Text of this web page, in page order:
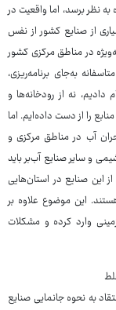
نظر برسد، اما واقعیت در
از صنایع کشور از نفس
در مناطق مرکزی کشور
به‌جای برنامه‌ریزی،
نه از رودخانه‌ها و
را از دست داده‌ایم. اما
آب در مناطق مرکزی و
و سایر صنایع آب‌بر باید
این صنایع در استان‌هایی
این موضوع علاوه بر
وارد کرده و مشکلات
به نحوه جانمایی صنایع